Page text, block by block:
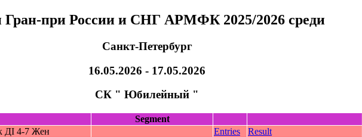
Гран-при России и СНГ АРМФК 2025/2026 среди
Санкт-Петербург
16.05.2026 - 17.05.2026
СК " Юбилейный "
Segment
ДI 4-7 Жeн
Entries
Result